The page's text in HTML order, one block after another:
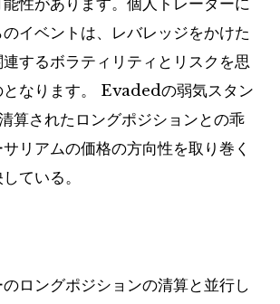
性があります。個人トレーダーに
イベントは、レバレッジをかけた
するボラティリティとリスクを思
となります。 Evadedの弱気スタン
算されたロングポジションとの乖
リアムの価格の方向性を取り巻く
ている。
ロングポジションの清算と並行し